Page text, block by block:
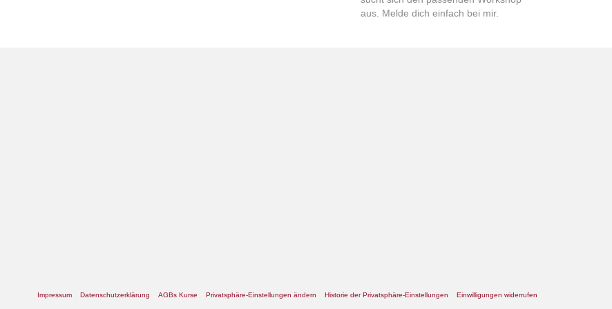
aus. Melde dich einfach bei mir.
Impressum Datenschutzerklärung AGBs Kurse Privatsphäre-Einstellungen ändern Historie der Privatsphäre-Einstellungen Einwilligungen widerrufen